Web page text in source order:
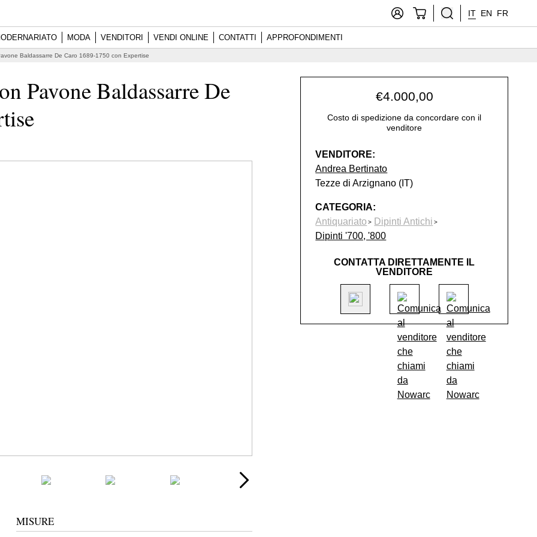
IT EN FR
MODA VENDITORI VENDI ONLINE CONTATTI APPROFONDIMENTI
Baldassarre De Caro 1689-1750 con Expertise
Pavone Baldassarre De
MISURE
€4.000,00
Costo di spedizione da concordare con il
venditore
VENDITORE:
Andrea Bertinato
Tezze di Arzignano (IT)
CATEGORIA:
Antiquariato
Dipinti Antichi
Dipinti '700, '800
CONTATTA DIRETTAMENTE IL
VENDITORE